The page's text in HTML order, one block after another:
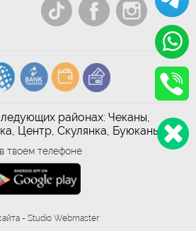
районах: Чеканы,
Центр, Скулянка, Буюканы
твоем телефоне
- Studio Webmaster